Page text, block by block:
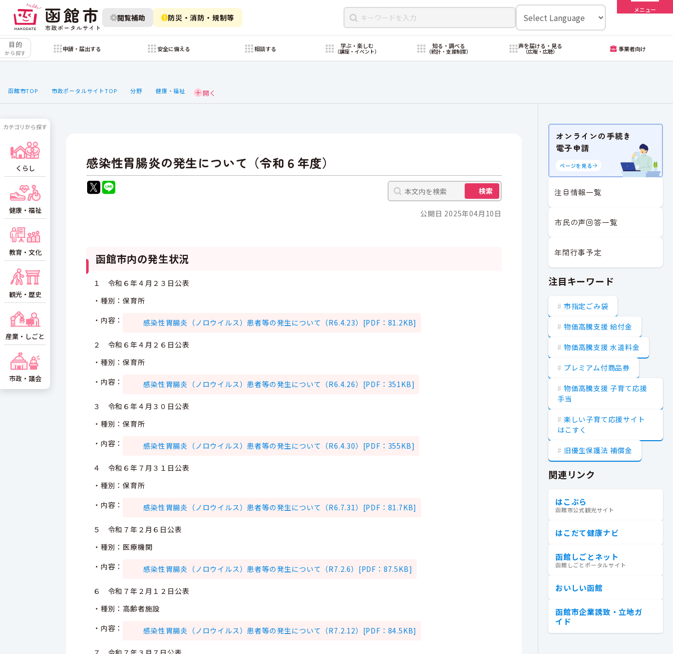
閲覧補助 防災・消防・規制等
メニュー
目的
から探す
申請・届出する 安全に備える 相談する 学ぶ・楽しむ
（講座・イベント）
知る・調べる
（統計・支援制度）
声を届ける・見る
（広報・広聴） 事業者向け
函館市TOP 市政ポータルサイトTOP 分野 健康・福祉
感染性胃腸炎の発生について（令和６年度）
検索
公開日 2025年04月10日
函館市内の発生状況
１ 令和６年４月２３日公表
・種別：保育所
・内容：
感染性胃腸炎（ノロウイルス）患者等の発生について（R6.4.23）[PDF：81.2KB]
２ 令和６年４月２６日公表
・種別：保育所
・内容：
感染性胃腸炎（ノロウイルス）患者等の発生について（R6.4.26）[PDF：351KB]
３ 令和６年４月３０日公表
・種別：保育所
・内容：
感染性胃腸炎（ノロウイルス）患者等の発生について（R6.4.30）[PDF：355KB]
４ 令和６年７月３１日公表
・種別：保育所
・内容：
感染性胃腸炎（ノロウイルス）患者等の発生について（R6.7.31）[PDF：81.7KB]
５ 令和７年２月６日公表
・種別：医療機関
・内容：
感染性胃腸炎（ノロウイルス）患者等の発生について（R7.2.6）[PDF：87.5KB]
６ 令和７年２月１２日公表
・種別：高齢者施設
・内容：
感染性胃腸炎（ノロウイルス）患者等の発生について（R7.2.12）[PDF：84.5KB]
カテゴリから探す
くらし
健康・福祉
教育・文化
観光・歴史
産業・しごと
市政・議会
オンラインの手続き
電子申請
ページを見る
注目情報一覧
市民の声回答一覧
年間行事予定
注目キーワード
市指定ごみ袋
物価高騰支援 給付金
物価高騰支援 水道料金
プレミアム付商品券
物価高騰支援 子育て応援
手当
楽しい子育て応援サイト
はこすく
旧優生保護法 補償金
関連リンク
はこぶら
函館市公式観光サイト
はこだて健康ナビ
函館しごとネット
函館しごとポータルサイト
おいしい函館
函館市企業誘致・立地ガ
イド